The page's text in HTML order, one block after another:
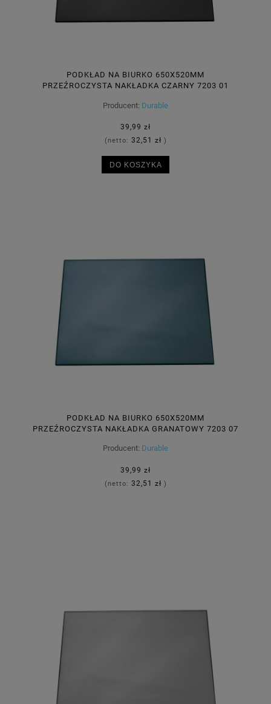
PODKŁAD NA BIURKO 650X520MM
PRZEŹROCZYSTA NAKŁADKA CZARNY 7203 01
Producent: Durable
39,99 zł
(netto: 32,51 zł )
DO KOSZYKA
PODKŁAD NA BIURKO 650X520MM
PRZEŹROCZYSTA NAKŁADKA GRANATOWY 7203 07
Producent: Durable
39,99 zł
(netto: 32,51 zł )